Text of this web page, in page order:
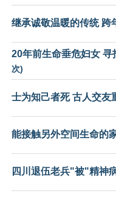
继承诚敬温暖的传统 跨
20年前生命垂危妇女 寻
次)
士为知己者死 古人交友
能接触另外空间生命的
四川退伍老兵"被"精神